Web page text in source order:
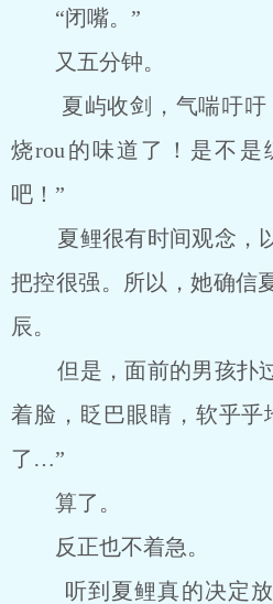
“闭嘴。”
又五分钟。
夏屿收剑，气喘吁吁
烧rou的味道了！是不是
吧！”
夏鲤很有时间观念，
把控很强。所以，她确信
辰。
但是，面前的男孩扑
着脸，眨巴眼睛，软乎乎
了…”
算了。
反正也不着急。
听到夏鲤真的决定放